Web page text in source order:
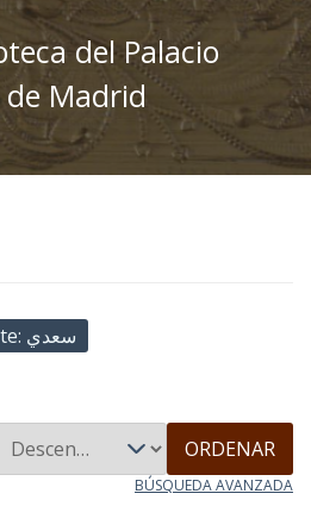
del Palacio
de Madrid
سعدي
ORDENAR
BÚSQUEDA AVANZADA